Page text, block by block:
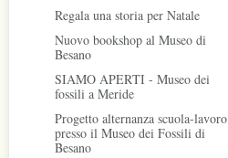
Regala una storia per Natale
Nuovo bookshop al Museo di
Besano
SIAMO APERTI - Museo dei
fossili a Meride
Progetto alternanza scuola-lavoro
presso il Museo dei Fossili di
Besano